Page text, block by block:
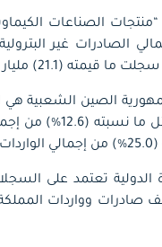
من إجمالي الصادرات غير
وتشكل (26.0%) من إجمالي الواردات.
الصين الشعبية
الدولية تعتمد على
صادرات وواردات